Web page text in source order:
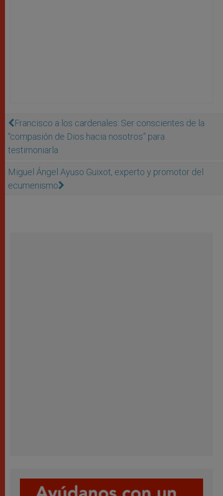
Francisco a los cardenales: Ser conscientes de la
“compasión de Dios hacia nosotros” para
testimoniarla
Miguel Ángel Ayuso Guixot, experto y promotor del
ecumenismo